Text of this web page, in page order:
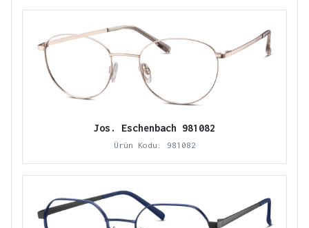
Jos. Eschenbach 981082
Ürün Kodu: 981082